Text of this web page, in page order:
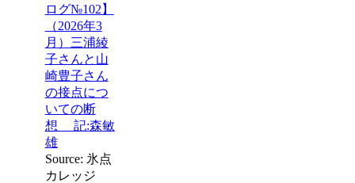
ログ№102】
（2026年3
月）三浦綾
子さんと山
崎豊子さん
の接点につ
いての断
想 記:森敏
雄
Source: 氷点
カレッジ